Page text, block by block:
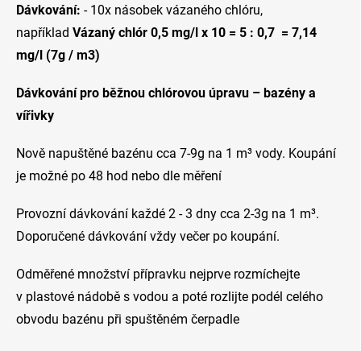
Dávkování: - 10x násobek vázaného chlóru,
například Vázaný chlór 0,5 mg/l x 10 = 5 : 0,7 = 7,14
mg/l (7g / m3)
Dávkování pro běžnou chlórovou úpravu – bazény a
vířivky
Nově napuštěné bazénu cca 7-9g na 1 m³ vody. Koupání
je možné po 48 hod nebo dle měření
Provozní dávkování každé 2 - 3 dny cca 2-3g na 1 m³.
Doporučené dávkování vždy večer po koupání.
Odměřené množství přípravku nejprve rozmíchejte
v plastové nádobě s vodou a poté rozlijte podél celého
obvodu bazénu při spuštěném čerpadle